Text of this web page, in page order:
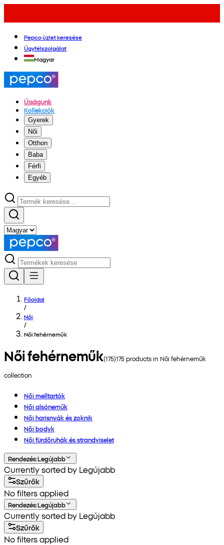
Pepco üzlet keresése
Ügyfélszolgálat
Magyar
Újságunk
Kollekciók
Gyerek
Női
Otthon
Baba
Férfi
Egyéb
Főoldal
/
Női
/
Női fehérneműk
Női fehérneműk(175)175products in Női fehérneműk
collection
Női melltartók
Női alsóneműk
Női harisnyák és zoknik
Női bodyk
Női fürdőruhák és strandviselet
Rendezés:Legújabb
Currently sorted by Legújabb
Szűrők
No filters applied
Rendezés:Legújabb
Currently sorted by Legújabb
Szűrők
No filters applied